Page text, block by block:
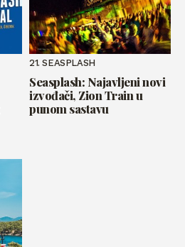
21. SEASPLASH
Seasplash: Najavljeni novi
izvođači, Zion Train u
punom sastavu